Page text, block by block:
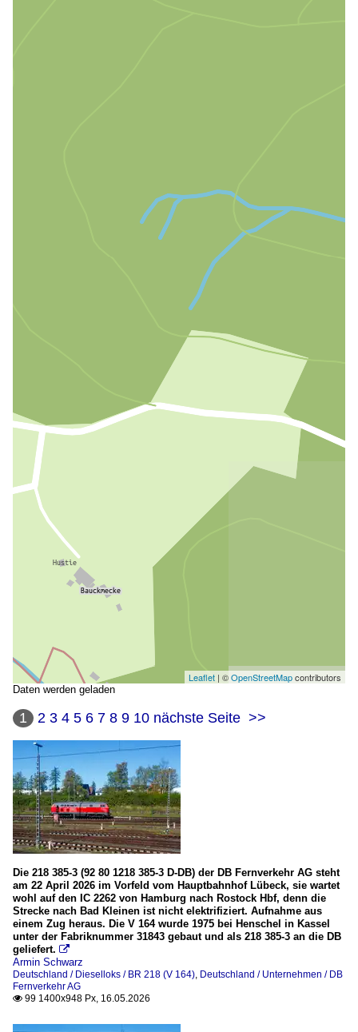
Leaflet | ©OpenStreetMapcontributors
Daten werden geladen
1 2 3 4 5 6 7 8 9 10 nächste Seite >>
Die 218 385-3 (92 80 1218 385-3 D-DB) der DB Fernverkehr AG steht
am 22 April 2026 im Vorfeld vom Hauptbahnhof Lübeck, sie wartet
wohl auf den IC 2262 von Hamburg nach Rostock Hbf, denn die
Strecke nach Bad Kleinen ist nicht elektrifiziert. Aufnahme aus
einem Zug heraus. Die V 164 wurde 1975 bei Henschel in Kassel
unter der Fabriknummer 31843 gebaut und als 218 385-3 an die DB
geliefert. 
Armin Schwarz
Deutschland / Dieselloks / BR 218 (V 164) Deutschland / Unternehmen / DB
Fernverkehr AG
 99 1400x948 Px, 16.05.2026